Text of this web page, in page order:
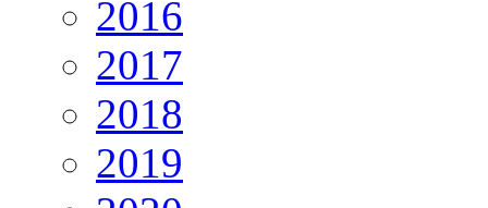
2016
2017
2018
2019